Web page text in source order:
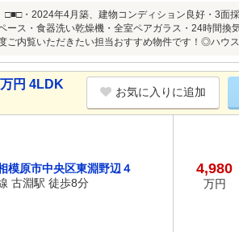
・2024年4月築、建物コンディション良好・3面
ース・食器洗い乾燥機・全室ペアガラス・24時間
ご内覧いただきたい担当おすすめ物件です！◎ハウ
円 4LDK
お気に入りに追加
模原市中央区東淵野辺４
古淵駅 徒歩8分
4,980
万円